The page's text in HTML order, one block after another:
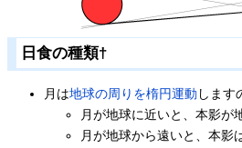
日食の種類†
月は地球の周りを楕円運動 します
月が地球に近いと、本影が
月が地球から遠いと、本影